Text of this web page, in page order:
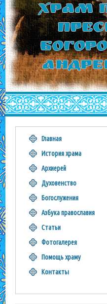
Храм
Главная
История храма
Архиерей
Духовенство
Богослужения
Азбука православия
Статьи
Фотогалерея
Помощь храму
Контакты